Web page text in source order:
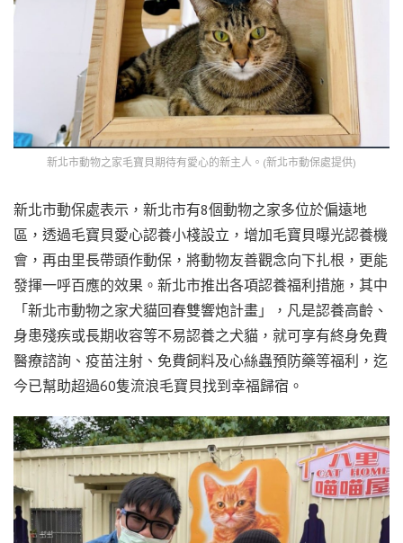
新北市動物之家毛寶貝期待有愛心的新主人。(新北市動保處提供)
新北市動保處表示，新北市有8個動物之家多位於偏遠地
區，透過毛寶貝愛心認養小棧設立，增加毛寶貝曝光認養機
會，再由里長帶頭作動保，將動物友善觀念向下扎根，更能
發揮一呼百應的效果。新北市推出各項認養福利措施，其中
「新北市動物之家犬貓回春雙響炮計畫」，凡是認養高齡、
身患殘疾或長期收容等不易認養之犬貓，就可享有終身免費
醫療諮詢、疫苗注射、免費飼料及心絲蟲預防藥等福利，迄
今已幫助超過60隻流浪毛寶貝找到幸福歸宿。